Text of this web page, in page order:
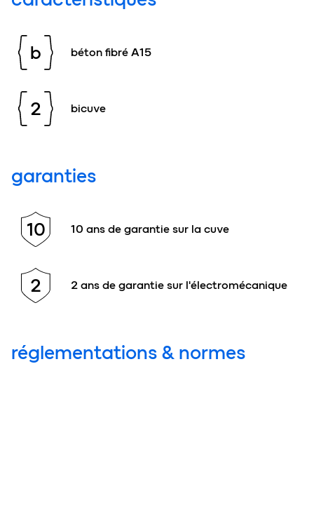
b béton fibré A15
2 bicuve
garanties
10 10 ans de garantie sur la cuve
2 2 ans de garantie sur l'électromécanique
réglementations & normes